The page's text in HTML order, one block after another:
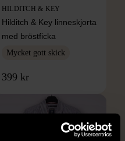
HILDITCH & KEY
Hilditch & Key linneskjorta
med bröstficka
Mycket gott skick
399 kr